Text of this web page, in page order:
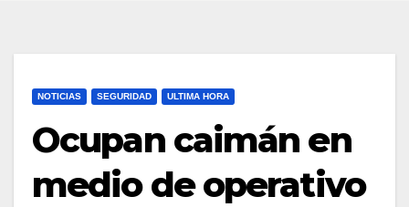
NOTICIAS SEGURIDAD ULTIMA HORA
Ocupan caimán en
medio de operativo